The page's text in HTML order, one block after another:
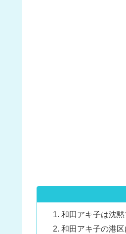
和田アキ子は沈黙
和田アキ子の港